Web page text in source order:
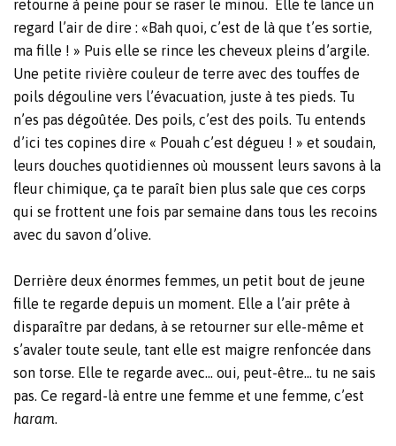
retourne à peine pour se raser le minou. Elle te lance un
regard l’air de dire : «Bah quoi, c’est de là que t’es sortie,
ma fille ! » Puis elle se rince les cheveux pleins d’argile.
Une petite rivière couleur de terre avec des touffes de
poils dégouline vers l’évacuation, juste à tes pieds. Tu
n’es pas dégoûtée. Des poils, c’est des poils. Tu entends
d’ici tes copines dire « Pouah c’est dégueu ! » et soudain,
leurs douches quotidiennes où moussent leurs savons à la
fleur chimique, ça te paraît bien plus sale que ces corps
qui se frottent une fois par semaine dans tous les recoins
avec du savon d’olive.
Derrière deux énormes femmes, un petit bout de jeune
fille te regarde depuis un moment. Elle a l’air prête à
disparaître par dedans, à se retourner sur elle-même et
s’avaler toute seule, tant elle est maigre renfoncée dans
son torse. Elle te regarde avec… oui, peut-être… tu ne sais
pas. Ce regard-là entre une femme et une femme, c’est
haram